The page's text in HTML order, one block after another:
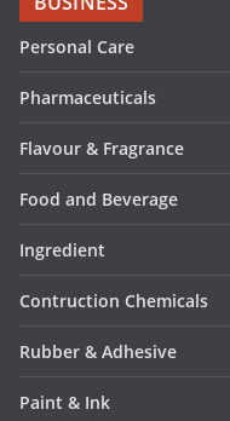
Personal Care
Pharmaceuticals
Flavour & Fragrance
Food and Beverage
Ingredient
Contruction Chemicals
Rubber & Adhesive
Paint & Ink